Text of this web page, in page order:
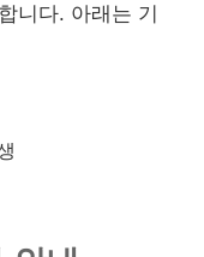
니다. 아래는 기